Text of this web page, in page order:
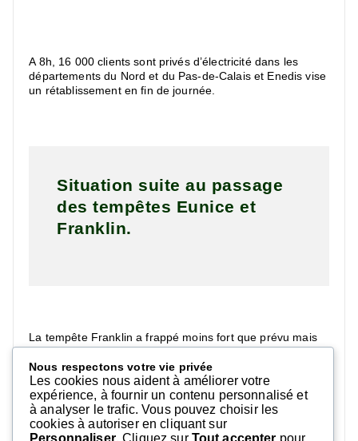
A 8h, 16 000 clients sont privés d’électricité dans les
départements du Nord et du Pas-de-Calais et Enedis vise
un rétablissement en fin de journée.
Situation suite au passage
des tempêtes Eunice et
Franklin.
La tempête Franklin a frappé moins fort que prévu mais
des vents violents sont attendus entre 11h et 15h, ce qui
va rendre les interventions difficiles à réaliser, notamment
les travaux en hauteur.
En Normandie et en Picardie la tempête Franklin a moins
affecté le réseau. On dénombre cependant des incidents
HTA qui sont en cours de traitement pour rétablir les
Nous respectons votre vie privée
Les cookies nous aident à améliorer votre
expérience, à fournir un contenu personnalisé et
à analyser le trafic. Vous pouvez choisir les
cookies à autoriser en cliquant sur
Personnaliser. Cliquez sur Tout accepter pour